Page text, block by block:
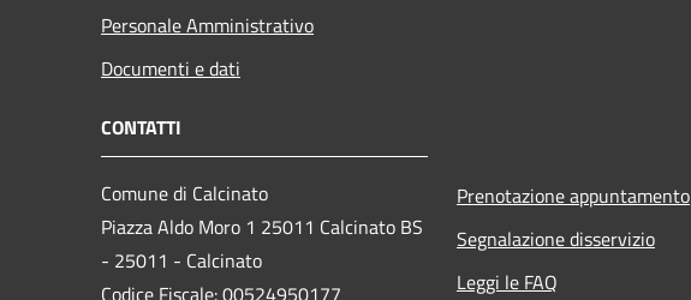
Personale Amministrativo
Documenti e dati
CONTATTI
Comune di Calcinato
Piazza Aldo Moro 1 25011 Calcinato BS
- 25011 - Calcinato
Codice Fiscale: 00524950177
Prenotazione appuntamento
Segnalazione disservizio
Leggi le FAQ